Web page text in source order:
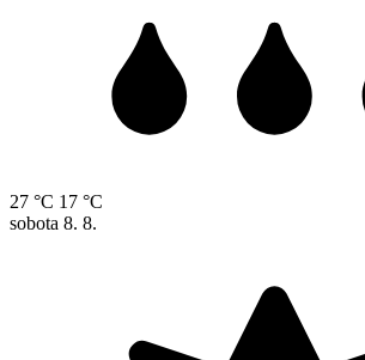
27 °C 17 °C
sobota 8. 8.